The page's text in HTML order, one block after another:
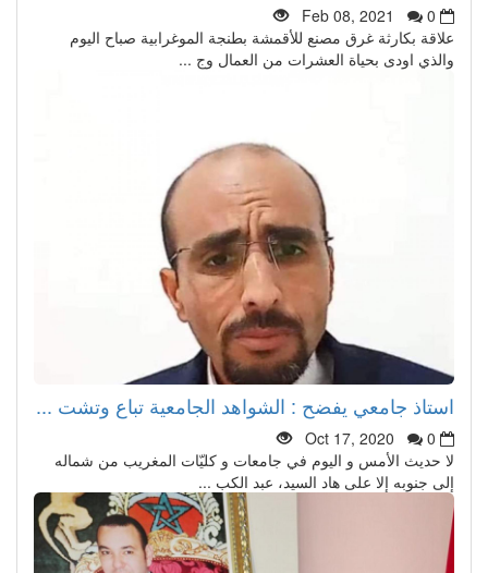
Feb 08, 2021
0
علاقة بكارثة غرق مصنع للأقمشة بطنجة الموغرابية صباح اليوم
والذي اودى بحياة العشرات من العمال وج ...
استاذ جامعي يفضح : الشواهد الجامعية تباع وتشت ...
Oct 17, 2020
0
لا حديث الأمس و اليوم في جامعات و كليّات المغريب من شماله
إلى جنوبه إلا على هاد السيد، عبد الكب ...